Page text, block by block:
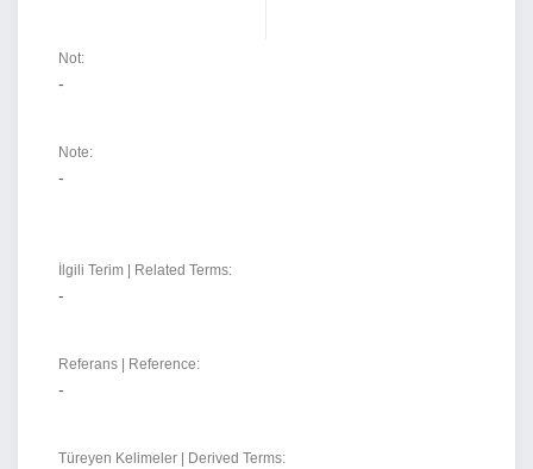
Not:
-
Note:
-
İlgili Terim | Related Terms:
-
Referans | Reference:
-
Türeyen Kelimeler | Derived Terms: